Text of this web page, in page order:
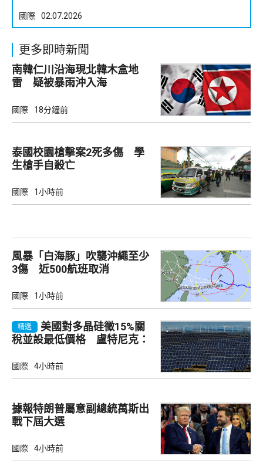
國際 02.07.2026
更多即時新聞
南韓仁川沿海現北韓木盒地
雷 疑被暴雨沖入海
國際 18分鐘前
泰國校園槍擊案2死多傷 學
生槍手自殺亡
國際 1小時前
風暴「白海豚」吹襲沖繩至少
3傷 近500航班取消
國際 1小時前
精選
美國對多晶硅徵15%關
稅並設最低價格 盧特尼克：
國際 4小時前
據報特朗普屬意副總統萬斯出
戰下屆大選
國際 4小時前